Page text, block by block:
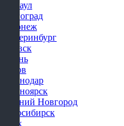
Барнаул
Волгоград
Воронеж
Екатеринбург
Ижевск
Казань
Киров
Краснодар
Красноярск
Нижний Новгород
Новосибирск
Омск